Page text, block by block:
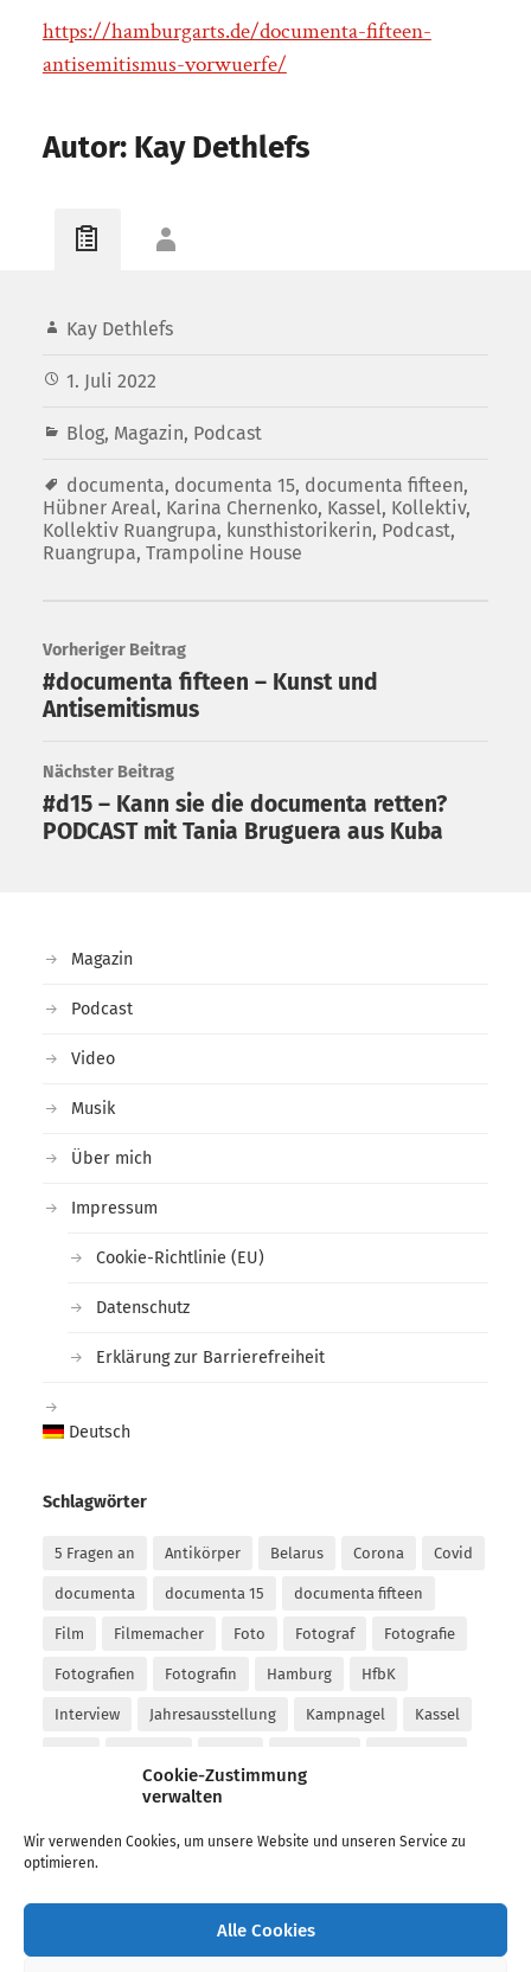
Cookie-Zustimmung
verwalten
Wir verwenden Cookies, um unsere Website und unseren Service zu
optimieren.
Alle Cookies
https://hamburgarts.de/documenta-fifteen-
antisemitismus-vorwuerfe/
Autor: Kay Dethlefs
Kay Dethlefs
1. Juli 2022
Blog, Magazin, Podcast
documenta, documenta 15, documenta fifteen,
Hübner Areal, Karina Chernenko, Kassel, Kollektiv,
Kollektiv Ruangrupa, kunsthistorikerin, Podcast,
Ruangrupa, Trampoline House
Vorheriger Beitrag
#documenta fifteen – Kunst und
Antisemitismus
Nächster Beitrag
#d15 – Kann sie die documenta retten?
PODCAST mit Tania Bruguera aus Kuba
Magazin
Podcast
Video
Musik
Über mich
Impressum
Cookie-Richtlinie (EU)
Datenschutz
Erklärung zur Barrierefreiheit
Deutsch
Schlagwörter
5 Fragen an Antikörper Belarus Corona Covid
documenta documenta 15 documenta fifteen
Film Filmemacher Foto Fotograf Fotografie
Fotografien Fotografin Hamburg HfbK
Interview Jahresausstellung Kampnagel Kassel
Kunsthochschule kurator
Lockdown Malerei MKG Movie Nida
ukraine Video Westwerk